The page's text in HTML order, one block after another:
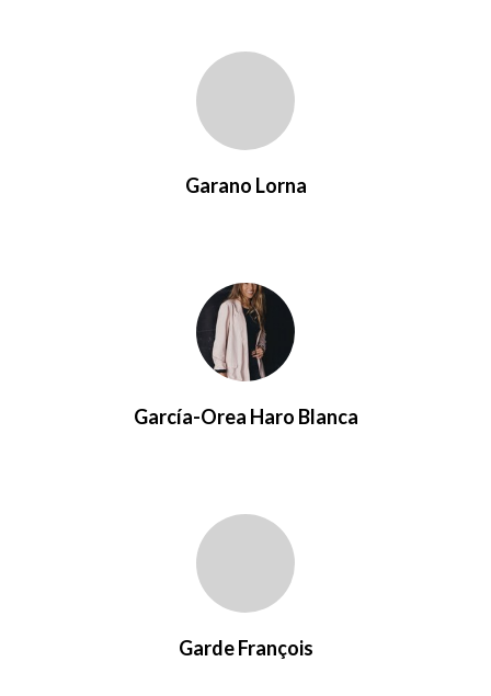
Garano Lorna
García-Orea Haro Blanca
Garde François